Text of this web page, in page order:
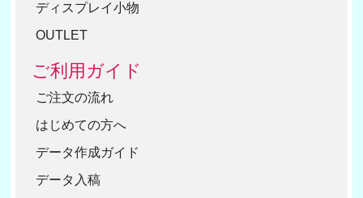
ディスプレイ小物
OUTLET
ご利用ガイド
ご注文の流れ
はじめての方へ
データ作成ガイド
データ入稿